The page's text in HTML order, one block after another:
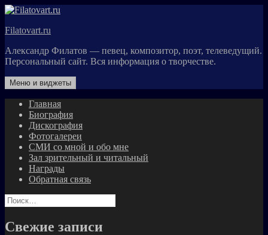
Перейти
содержимому
Filatovart.ru
Александр Филатов — певец, композитор, поэт, телеведущий.
Персональный сайт. Вся информация о творчестве.
Меню и виджеты
Главная
Биография
Дискография
Фотогалереи
СМИ со мной и обо мне
Зал зрительный и читальный
Награды
Обратная связь
Найти:
Свежие записи